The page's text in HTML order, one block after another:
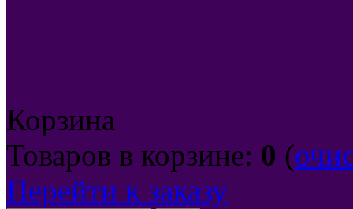
Корзина
Товаров в корзине: 0 (
Перейти к заказу